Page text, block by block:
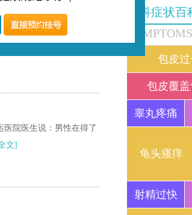
男科症状百
SYMPTOMS
包皮过
包皮覆
睾丸疼痛
龟头瘙痒
射精过快
，尤其是当男人过了四
院医生说：男性在得了
文]